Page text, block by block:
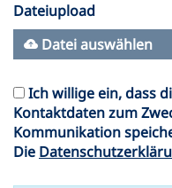
Dateiupload
Datei auswählen
Ich willige ein, dass
Kontaktdaten zum
Kommunikation
Die